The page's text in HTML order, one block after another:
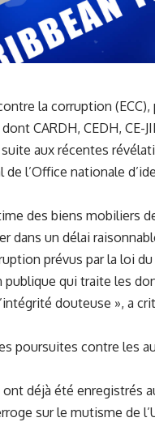
la corruption (ECC),
CARDH, CEDH, CE-
aux récentes
l’Office nationale
des biens mobiliers
dans un délai
prévus par la loi du
qui traite les
douteuse », a
poursuites contre les
déjà été enregistrés
sur le mutisme de